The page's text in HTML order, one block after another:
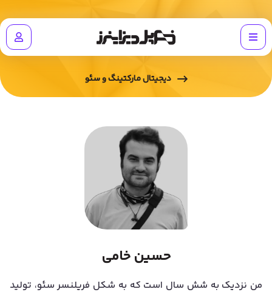
دیجیتال مارکتینگ و سئو
حسین خامی
من نزدیک به شش سال است که به شکل فریلنسر سئو، تولید